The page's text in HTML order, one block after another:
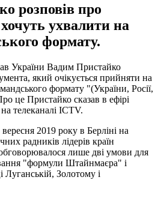
розповів про
ухвалити на
формату.
України Вадим Пристайко
який очікується прийняти на
формату "(України, Росії,
це Пристайко сказав в ефірі
телеканалі ICTV.
2019 року в Берліні на
радників лідерів країн
лише дві умови для
"формули Штайнмаєра" і
Луганській, Золотому і